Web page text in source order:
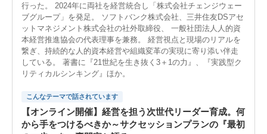
行った。 2024年に両社を経営統合し「株式会社チェンジウェー
ブグループ」を発足。 ソフトバンク株式会社、三井住友DSアセ
ットマネジメント株式会社の社外取締役、 一般社団法人人的資
本経営推進協会の代表理事を兼務。 経営視点と現場のリアルを
繋ぎ、持続的な人的資本経営や組織変革の実現に寄り添い伴走
している。 著書に『21世紀を生き抜く3＋1の力』、『実践型ク
リティカルシンキング』ほか。
こんなテーマで話されています
【オンライン開催】経営を担う次世代リーダー育成。何
から手をつけるべきか～サクセッションプランの『最初